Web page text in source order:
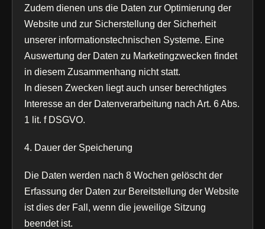
Zudem dienen uns die Daten zur Optimierung der
Website und zur Sicherstellung der Sicherheit
unserer informationstechnischen Systeme. Eine
Auswertung der Daten zu Marketingzwecken findet
in diesem Zusammenhang nicht statt.
In diesen Zwecken liegt auch unser berechtigtes
Interesse an der Datenverarbeitung nach Art. 6 Abs.
1 lit. f DSGVO.
4. Dauer der Speicherung
Die Daten werden nach 8 Wochen gelöscht der
Erfassung der Daten zur Bereitstellung der Website
ist dies der Fall, wenn die jeweilige Sitzung
beendet ist.